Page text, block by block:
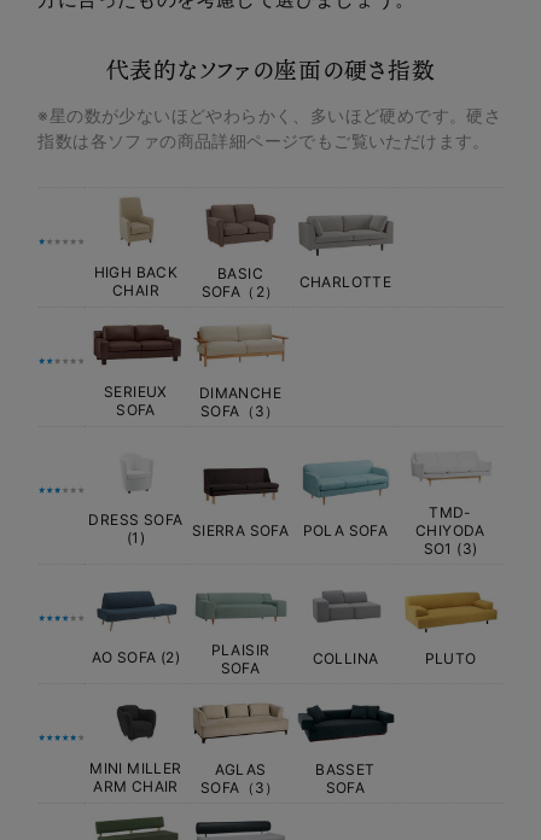
代表的なソファの座面の硬さ指数
※星の数が少ないほどやわらかく、多いほど硬めです。硬さ
指数は各ソファの商品詳細ページでもご覧いただけます。
HIGH BACK
CHAIR
BASIC
SOFA（2）
CHARLOTTE
SERIEUX
SOFA
DIMANCHE
SOFA（3）
DRESS SOFA
(1)
SIERRA SOFA POLA SOFA
TMD-
CHIYODA
SO1 (3)
AO SOFA (2)
PLAISIR
SOFA
COLLINA PLUTO
MINI MILLER
ARM CHAIR
AGLAS
SOFA（3）
BASSET
SOFA